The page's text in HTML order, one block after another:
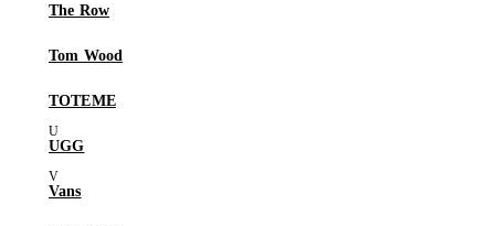
The Row
Tom Wood
TOTEME
UGG
Vans